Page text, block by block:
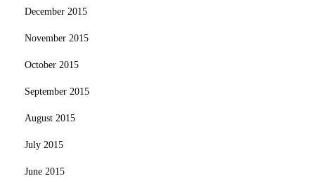
December 2015
November 2015
October 2015
September 2015
August 2015
July 2015
June 2015